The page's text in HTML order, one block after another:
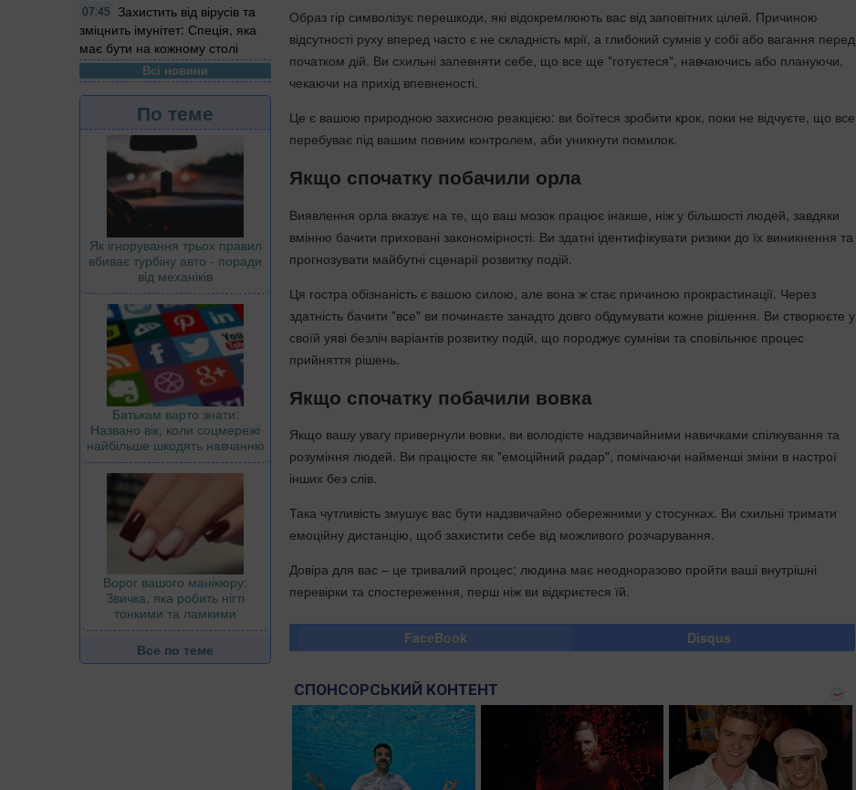
07:45
Захистить від вірусів та
зміцнить імунітет: Спеція, яка
має бути на кожному столі
Всі новини
По теме
Як ігнорування трьох правил
вбиває турбіну авто - поради
від механіків
Батькам варто знати:
Названо вік, коли соцмережі
найбільше шкодять навчанню
Ворог вашого манікюру:
Звичка, яка робить нігті
тонкими та ламкими
Все по теме
Образ гір символізує перешкоди, які відокремлюють вас від заповітних цілей. Причиною
відсутності руху вперед часто є не складність мрії, а глибокий сумнів у собі або вагання перед
початком дій. Ви схильні запевняти себе, що все ще "готуєтеся", навчаючись або плануючи,
чекаючи на прихід впевненості.
Це є вашою природною захисною реакцією: ви боїтеся зробити крок, поки не відчуєте, що все
перебуває під вашим повним контролем, аби уникнути помилок.
Якщо спочатку побачили орла
Виявлення орла вказує на те, що ваш мозок працює інакше, ніж у більшості людей, завдяки
вмінню бачити приховані закономірності. Ви здатні ідентифікувати ризики до їх виникнення та
прогнозувати майбутні сценарії розвитку подій.
Ця гостра обізнаність є вашою силою, але вона ж стає причиною прокрастинації. Через
здатність бачити "все" ви починаєте занадто довго обдумувати кожне рішення. Ви створюєте у
своїй уяві безліч варіантів розвитку подій, що породжує сумніви та сповільнює процес
прийняття рішень.
Якщо спочатку побачили вовка
Якщо вашу увагу привернули вовки, ви володієте надзвичайними навичками спілкування та
розуміння людей. Ви працюєте як "емоційний радар", помічаючи найменші зміни в настрої
інших без слів.
Така чутливість змушує вас бути надзвичайно обережними у стосунках. Ви схильні тримати
емоційну дистанцію, щоб захистити себе від можливого розчарування.
Довіра для вас – це тривалий процес; людина має неодноразово пройти ваші внутрішні
перевірки та спостереження, перш ніж ви відкриєтеся їй.
FaceBook Disqus
СПОНСОРСЬКИЙ КОНТЕНТ